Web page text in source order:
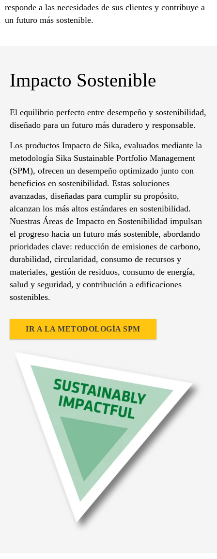
responde a las necesidades de sus clientes y contribuye a
un futuro más sostenible.
Impacto Sostenible
El equilibrio perfecto entre desempeño y sostenibilidad,
diseñado para un futuro más duradero y responsable.
Los productos Impacto de Sika, evaluados mediante la
metodología Sika Sustainable Portfolio Management
(SPM), ofrecen un desempeño optimizado junto con
beneficios en sostenibilidad. Estas soluciones
avanzadas, diseñadas para cumplir su propósito,
alcanzan los más altos estándares en sostenibilidad.
Nuestras Áreas de Impacto en Sostenibilidad impulsan
el progreso hacia un futuro más sostenible, abordando
prioridades clave: reducción de emisiones de carbono,
durabilidad, circularidad, consumo de recursos y
materiales, gestión de residuos, consumo de energía,
salud y seguridad, y contribución a edificaciones
sostenibles.
IR A LA METODOLOGÍA SPM